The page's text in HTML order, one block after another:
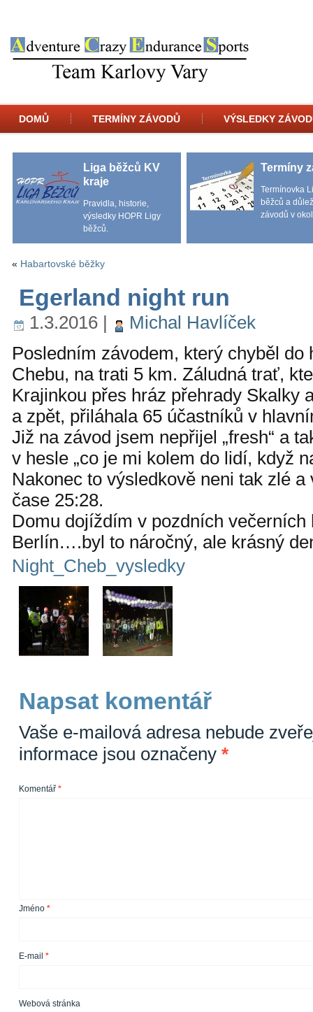
DOMŮ TERMÍNY ZÁVODŮ VÝSLEDKY
Liga běžců KV
kraje
Pravidla, historie,
výsledky HOPR Ligy
běžců.
Termíny
Termínovka
běžců a
závodů v
« Habartovské běžky
Egerland night run
1.3.2016 |
Michal Havlíček
Posledním závodem, který chyběl do
Chebu, na trati 5 km. Záludná trať,
Krajinkou přes hráz přehrady Skalky
a zpět, přiláhala 65 účastníků v
Již na závod jsem nepřijel „fresh“ a
v hesle „co je mi kolem do lidí, když
Nakonec to výsledkově neni tak zlé
čase 25:28.
Domu dojíždím v pozdních večerních
Berlín….byl to náročný, ale krásný
Night_Cheb_vysledky
Napsat komentář
Vaše e-mailová adresa nebude
informace jsou označeny *
Komentář *
Jméno *
E-mail *
Webová stránka